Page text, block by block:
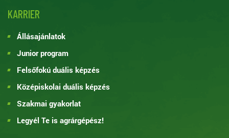
KARRIER
Állásajánlatok
Junior program
Felsőfokú duális képzés
Középiskolai duális képzés
Szakmai gyakorlat
Legyél Te is agrárgépész!